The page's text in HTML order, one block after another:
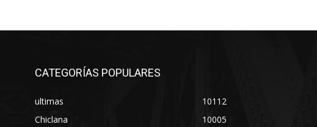
CATEGORÍAS POPULARES
ultimas
10112
Chiclana
10005